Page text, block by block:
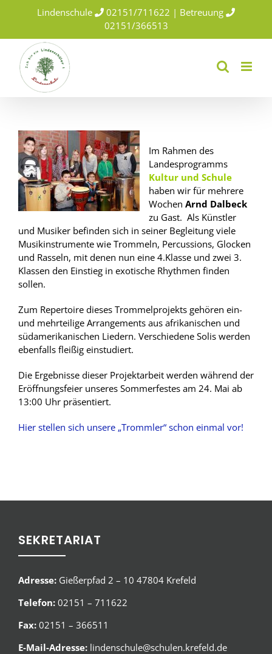
Lindenschule
02151/711622 | Betreuung
02151/366513
Im Rahmen des
Landesprogramms
Kultur und Schule
haben wir für mehrere
Wochen Arnd Dalbeck
zu Gast. Als Künstler
und Musiker befinden sich in seiner Begleitung viele
Musikinstrumente wie Trommeln, Percussions, Glocken
und Rasseln, mit denen nun eine 4.Klasse und zwei 3.
Klassen den Einstieg in exotische Rhythmen finden
sollen.
Zum Repertoire dieses Trommelprojekts gehören ein-
und mehrteilige Arrangements aus afrikanischen und
südamerikanischen Liedern. Verschiedene Solis werden
ebenfalls fleißig einstudiert.
Die Ergebnisse dieser Projektarbeit werden während der
Eröffnungsfeier unseres Sommerfestes am 24. Mai ab
13:00 Uhr präsentiert.
Hier stellen sich unsere „Trommler“ schon einmal vor!
SEKRETARIAT
Adresse: Gießerpfad 2 – 10 47804 Krefeld
Telefon: 02151 – 711622
Fax: 02151 – 366511
E-Mail-Adresse: lindenschule@schulen.krefeld.de